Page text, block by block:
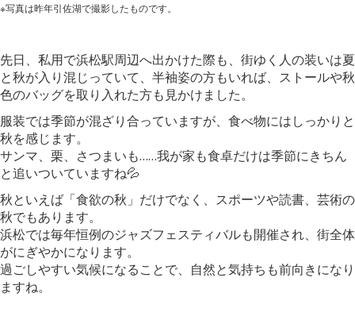
※写真は昨年引佐湖で撮影したものです。
先日、私用で浜松駅周辺へ出かけた際も、街ゆく人の装いは夏
と秋が入り混じっていて、半袖姿の方もいれば、ストールや秋
色のバッグを取り入れた方も見かけました。
服装では季節が混ざり合っていますが、食べ物にはしっかりと
秋を感じます。
サンマ、栗、さつまいも……我が家も食卓だけは季節にきちん
と追いついていますね💦
秋といえば「食欲の秋」だけでなく、スポーツや読書、芸術の
秋でもあります。
浜松では毎年恒例のジャズフェスティバルも開催され、街全体
がにぎやかになります。
過ごしやすい気候になることで、自然と気持ちも前向きになり
ますね。